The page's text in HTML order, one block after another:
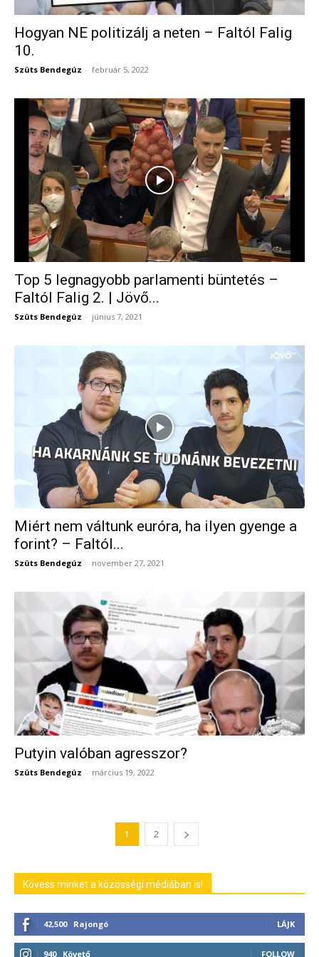
Hogyan NE politizálj a neten – Faltól Falig
10.
Szüts Bendegúz - február 5, 2022
Top 5 legnagyobb parlamenti büntetés –
Faltól Falig 2. | Jövő...
Szüts Bendegúz - június 7, 2021
Miért nem váltunk euróra, ha ilyen gyenge a
forint? – Faltól...
Szüts Bendegúz - november 27, 2021
Putyin valóban agresszor?
Szüts Bendegúz - március 19, 2022
1 2
Kövess minket a közösségi médiában is!
42,500 Rajongó LÁJK
940 Követő FOLLOW